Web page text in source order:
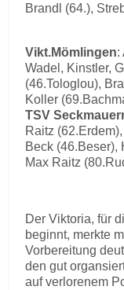
Brandl (64.),
Vikt.Mömlingen:
Wadel, Kinstler,
(46.Tologlou),
Koller
TSV
Raitz
Beck (46.Beser),
Max Raitz
Der Viktoria, für
beginnt, merkte
Vorbereitung
den gut
auf verlorenem